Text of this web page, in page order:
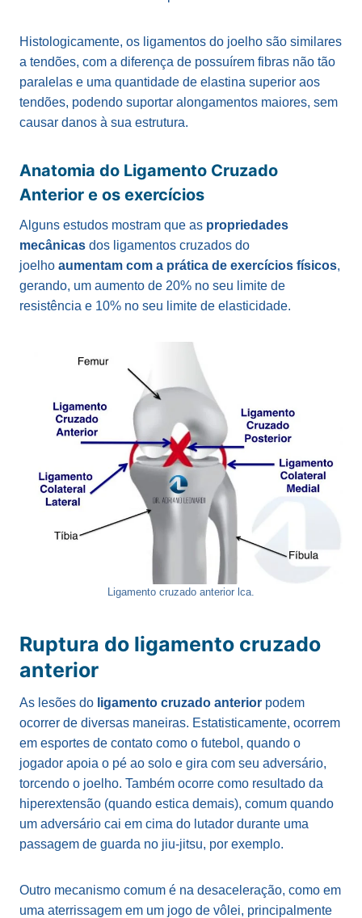
Histologicamente, os ligamentos do joelho são similares
a tendões, com a diferença de possuírem fibras não tão
paralelas e uma quantidade de elastina superior aos
tendões, podendo suportar alongamentos maiores, sem
causar danos à sua estrutura.
Anatomia do Ligamento Cruzado
Anterior e os exercícios
Alguns estudos mostram que as propriedades
mecânicas dos ligamentos cruzados do
joelho aumentam com a prática de exercícios físicos,
gerando, um aumento de 20% no seu limite de
resistência e 10% no seu limite de elasticidade.
Ligamento cruzado anterior lca.
Ruptura do ligamento cruzado
anterior
As lesões do ligamento cruzado anterior podem
ocorrer de diversas maneiras. Estatisticamente, ocorrem
em esportes de contato como o futebol, quando o
jogador apoia o pé ao solo e gira com seu adversário,
torcendo o joelho. Também ocorre como resultado da
hiperextensão (quando estica demais), comum quando
um adversário cai em cima do lutador durante uma
passagem de guarda no jiu-jitsu, por exemplo.
Outro mecanismo comum é na desaceleração, como em
uma aterrissagem em um jogo de vôlei, principalmente